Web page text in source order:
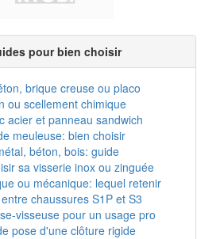
pour bien choisir
brique creuse ou placo
ou scellement chimique
acier et panneau sandwich
meuleuse: bien choisir
béton, bois: guide
sa visserie inox ou zinguée
ou mécanique: lequel retenir
chaussures S1P et S3
visseuse pour un usage pro
pose d'une clôture rigide